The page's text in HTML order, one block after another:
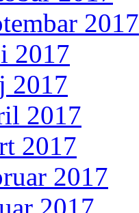
2017
2017
2017
2017
2017
2017